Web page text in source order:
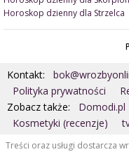
Horoskop dzienny dla Strzelca
Pieniądze i dobrobyt
Doradztwo duchowe
Wróżby ogólne
Numerologia
Kamienie
Kontakt:
Polityka prywatności
Zobacz także:
Domodi.pl
Kosmetyki (recenzje)
Treści oraz usługi dostarcza